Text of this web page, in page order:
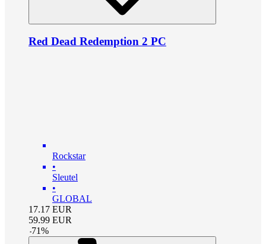
Red Dead Redemption 2 PC
Rockstar
•
Sleutel
•
GLOBAL
17.17 EUR
59.99 EUR
-71%